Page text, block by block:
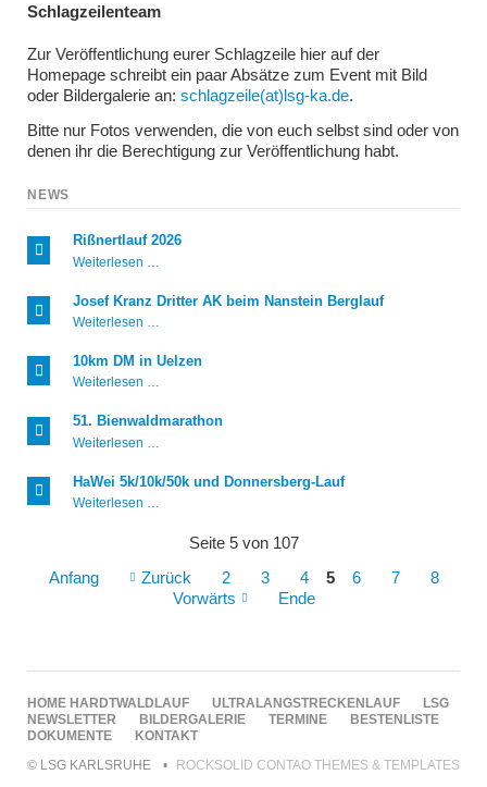
Schlagzeilenteam
Zur Veröffentlichung eurer Schlagzeile hier auf der
Homepage schreibt ein paar Absätze zum Event mit Bild
oder Bildergalerie an: schlagzeile(at)lsg-ka.de.
Bitte nur Fotos verwenden, die von euch selbst sind oder von
denen ihr die Berechtigung zur Veröffentlichung habt.
NEWS
Rißnertlauf 2026
Weiterlesen …
Josef Kranz Dritter AK beim Nanstein Berglauf
Weiterlesen …
Dritter
AK
beim
Berglauf
10km DM in Uelzen
Weiterlesen …
Uelzen
51. Bienwaldmarathon
Weiterlesen …
HaWei 5k/10k/50k und Donnersberg-Lauf
Weiterlesen …
Donnersberg-
Seite 5 von 107
Anfang
Zurück 2 3 4 5 6 7
8
Vorwärts
Ende
NAVIGATION
ÜBERSPRINGEN
HOME HARDTWALDLAUF ULTRALANGSTRECKENLAUF
LSG
NEWSLETTER
BILDERGALERIE TERMINE
BESTENLISTE
DOKUMENTE
KONTAKT
© LSG KARLSRUHE
ROCKSOLID CONTAO THEMES & TEMPLATES